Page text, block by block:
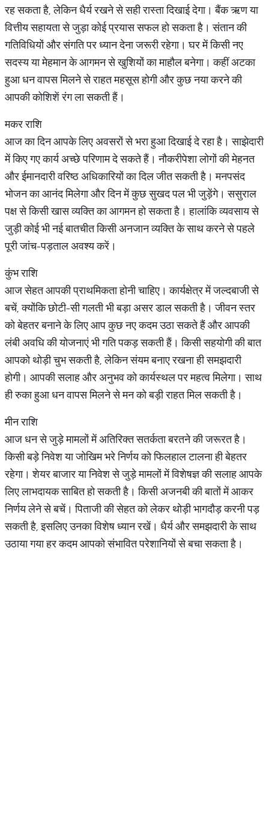
रह सकता है, लेकिन धैर्य रखने से सही रास्ता दिखाई देगा। बैंक ऋण या
वित्तीय सहायता से जुड़ा कोई प्रयास सफल हो सकता है। संतान की
गतिविधियों और संगति पर ध्यान देना जरूरी रहेगा। घर में किसी नए
सदस्य या मेहमान के आगमन से खुशियों का माहौल बनेगा। कहीं अटका
हुआ धन वापस मिलने से राहत महसूस होगी और कुछ नया करने की
आपकी कोशिशें रंग ला सकती हैं।
मकर राशि
आज का दिन आपके लिए अवसरों से भरा हुआ दिखाई दे रहा है। साझेदारी
में किए गए कार्य अच्छे परिणाम दे सकते हैं। नौकरीपेशा लोगों की मेहनत
और ईमानदारी वरिष्ठ अधिकारियों का दिल जीत सकती है। मनपसंद
भोजन का आनंद मिलेगा और दिन में कुछ सुखद पल भी जुड़ेंगे। ससुराल
पक्ष से किसी खास व्यक्ति का आगमन हो सकता है। हालांकि व्यवसाय से
जुड़ी कोई भी नई बातचीत किसी अनजान व्यक्ति के साथ करने से पहले
पूरी जांच-पड़ताल अवश्य करें।
कुंभ राशि
आज सेहत आपकी प्राथमिकता होनी चाहिए। कार्यक्षेत्र में जल्दबाजी से
बचें, क्योंकि छोटी-सी गलती भी बड़ा असर डाल सकती है। जीवन स्तर
को बेहतर बनाने के लिए आप कुछ नए कदम उठा सकते हैं और आपकी
लंबी अवधि की योजनाएं भी गति पकड़ सकती हैं। किसी सहयोगी की बात
आपको थोड़ी चुभ सकती है, लेकिन संयम बनाए रखना ही समझदारी
होगी। आपकी सलाह और अनुभव को कार्यस्थल पर महत्व मिलेगा। साथ
ही रुका हुआ धन वापस मिलने से मन को बड़ी राहत मिल सकती है।
मीन राशि
आज धन से जुड़े मामलों में अतिरिक्त सतर्कता बरतने की जरूरत है।
किसी बड़े निवेश या जोखिम भरे निर्णय को फिलहाल टालना ही बेहतर
रहेगा। शेयर बाजार या निवेश से जुड़े मामलों में विशेषज्ञ की सलाह आपके
लिए लाभदायक साबित हो सकती है। किसी अजनबी की बातों में आकर
निर्णय लेने से बचें। पिताजी की सेहत को लेकर थोड़ी भागदौड़ करनी पड़
सकती है, इसलिए उनका विशेष ध्यान रखें। धैर्य और समझदारी के साथ
उठाया गया हर कदम आपको संभावित परेशानियों से बचा सकता है।